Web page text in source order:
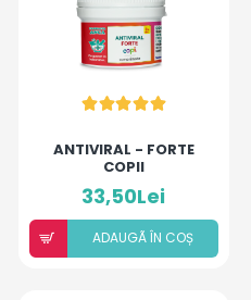
ANTIVIRAL - FORTE
COPII
33,50Lei
ADAUGÃ ÎN COȘ